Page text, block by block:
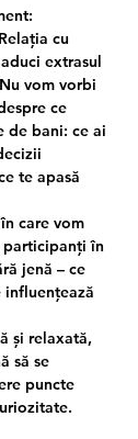
cu
extrasul
vom vorbi
ce
de bani: ce ai
te apasă
care vom
în
jenă – ce
influențează
și relaxată,
să se
puncte